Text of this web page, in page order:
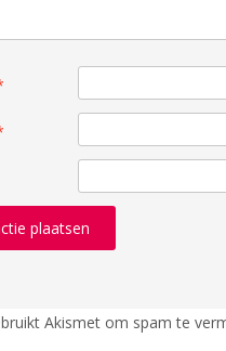
Akismet om spam te